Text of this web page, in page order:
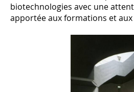
biotechnologies avec une
apportée aux formations et